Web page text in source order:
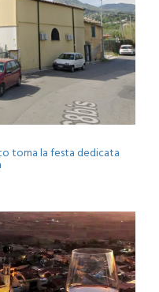
torna la festa dedicata